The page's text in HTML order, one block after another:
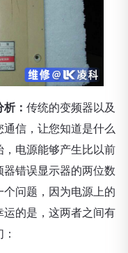
： 传统的变频器以及
信，让您知道是什么
电源能够产生比以前
错误显示器的两位数
问题，因为电源上的
的是，这两者之间有